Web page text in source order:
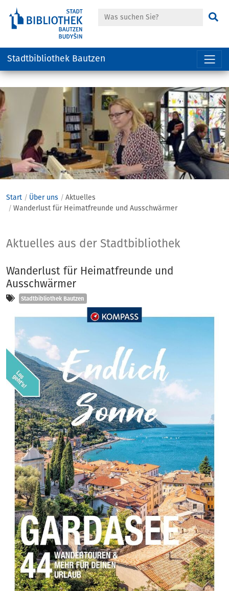
Hauptregion
der
Seite
Suche
Stadtbibliothek Bautzen
Start Über uns
Aktuelles
Wanderlust für Heimatfreunde und Ausschwärmer
Aktuelles
Aktuelles aus der Stadtbibliothek
Wanderlust für Heimatfreunde und
Ausschwärmer
Kategorien
Stadtbibliothek Bautzen